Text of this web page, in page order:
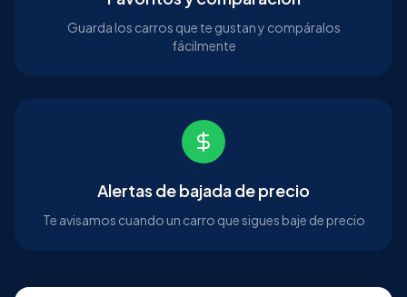
Guarda los carros que te gustan y compáralos
fácilmente
Alertas de bajada de precio
Te avisamos cuando un carro que sigues baje de precio